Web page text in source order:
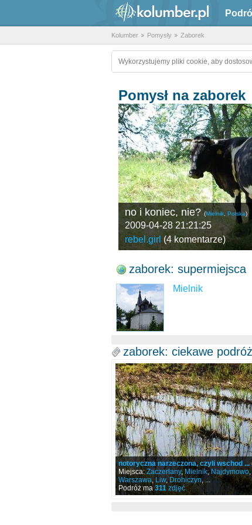
Kolumber Pomysły Zaborek
Wykorzystujemy pliki cookie, aby
Pomysł na zaborek
no i koniec, nie? (Mielnik, Polska)
2009-04-28 21:21:25
rebel.girl (4 komentarze)
zaborek: supermiejsca
Mielnik
zaborek: ciekawe
notoryczna narzeczona, czyli wschod ...
Miejsca: Zaczerlany, Mielnik, Najdymowo,
Warszawa,Liw,Drohiczyn, ...
Podróż ma311zdjęć